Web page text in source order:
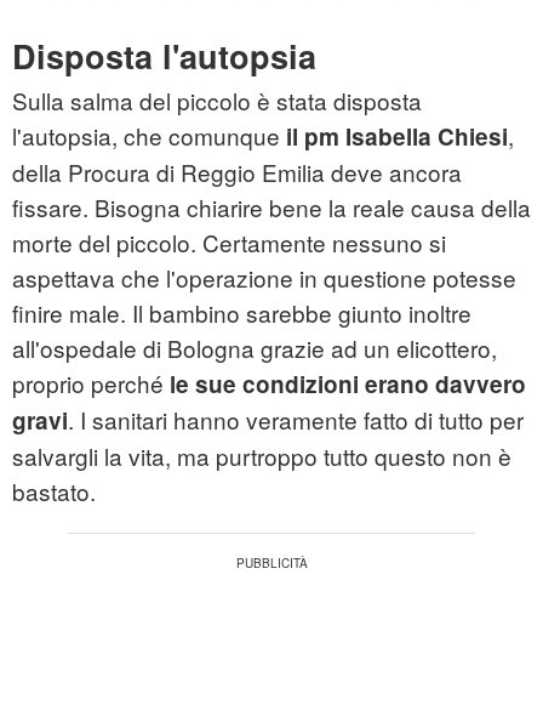
Disposta l'autopsia
Sulla salma del piccolo è stata disposta
l'autopsia, che comunque il pm Isabella Chiesi,
della Procura di Reggio Emilia deve ancora
fissare. Bisogna chiarire bene la reale causa della
morte del piccolo. Certamente nessuno si
aspettava che l'operazione in questione potesse
finire male. Il bambino sarebbe giunto inoltre
all'ospedale di Bologna grazie ad un elicottero,
proprio perché le sue condizioni erano davvero
gravi. I sanitari hanno veramente fatto di tutto per
salvargli la vita, ma purtroppo tutto questo non è
bastato.